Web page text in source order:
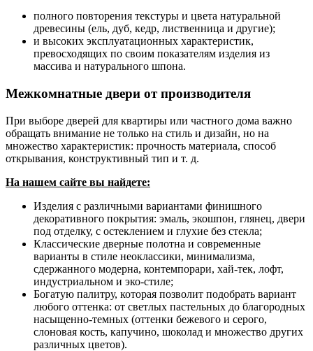
полного повторения текстуры и цвета натуральной
древесины (ель, дуб, кедр, лиственница и другие);
и высоких эксплуатационных характеристик,
превосходящих по своим показателям изделия из
массива и натурального шпона.
Межкомнатные двери от производителя
При выборе дверей для квартиры или частного дома важно
обращать внимание не только на стиль и дизайн, но на
множество характеристик: прочность материала, способ
открывания, конструктивный тип и т. д.
На нашем сайте вы найдете:
Изделия с различными вариантами финишного
декоративного покрытия: эмаль, экошпон, глянец, двери
под отделку, с остеклением и глухие без стекла;
Классические дверные полотна и современные
варианты в стиле неоклассики, минимализма,
сдержанного модерна, контемпорари, хай-тек, лофт,
индустриальном и эко-стиле;
Богатую палитру, которая позволит подобрать вариант
любого оттенка: от светлых пастельных до благородных
насыщенно-темных (оттенки бежевого и серого,
слоновая кость, капучино, шоколад и множество других
различных цветов).